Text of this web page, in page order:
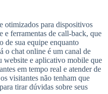
otimizados para dispositivos
e ferramentas de call-back, que
de sua equipe enquanto
o chat online é um canal de
website e aplicativo mobile que
em tempo real e atender de
visitantes não tenham que
tirar dúvidas sobre seus